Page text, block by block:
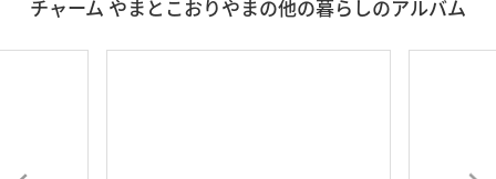
チャーム やまとこおりやまの他の暮らしのアルバム